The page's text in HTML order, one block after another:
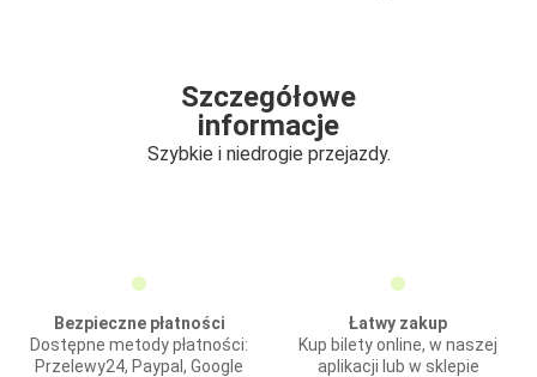
Szczegółowe
informacje
Szybkie i niedrogie przejazdy.
Bezpieczne płatności
Dostępne metody płatności:
Przelewy24, Paypal, Google
Łatwy zakup
Kup bilety online, w naszej
aplikacji lub w sklepie